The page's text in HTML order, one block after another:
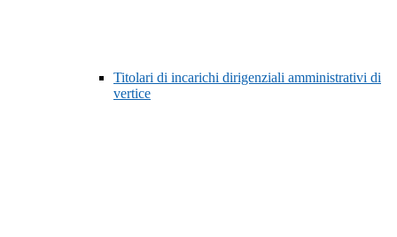
Titolari di incarichi dirigenziali amministrativi di
vertice